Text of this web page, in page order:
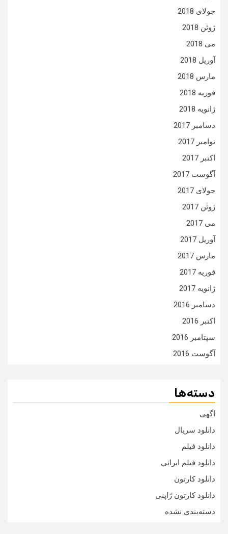
جولای 2018
ژوئن 2018
می 2018
آوریل 2018
مارس 2018
فوریه 2018
ژانویه 2018
دسامبر 2017
نوامبر 2017
اکتبر 2017
آگوست 2017
جولای 2017
ژوئن 2017
می 2017
آوریل 2017
مارس 2017
فوریه 2017
ژانویه 2017
دسامبر 2016
اکتبر 2016
سپتامبر 2016
آگوست 2016
دسته‌ها
اگهی
دانلود سریال
دانلود فیلم
دانلود فیلم ایرانی
دانلود کارتون
دانلود کارتون ژاپنی
دسته‌بندی نشده